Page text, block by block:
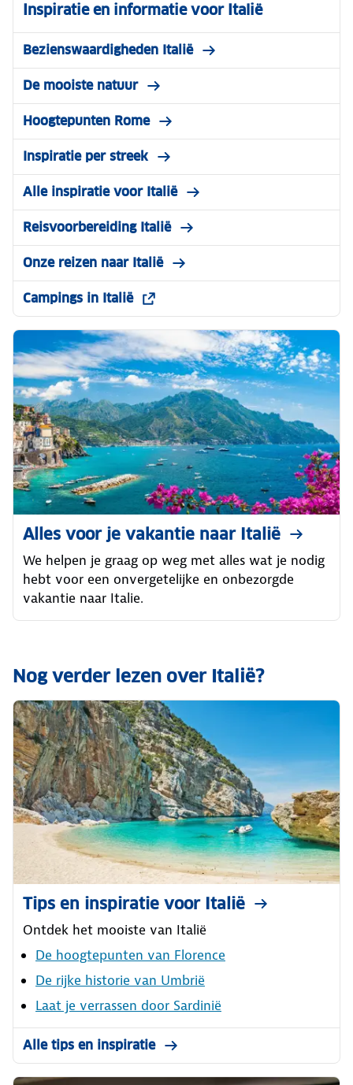
Inspiratie en informatie voor Italië
Bezienswaardigheden Italië
De mooiste natuur
Hoogtepunten Rome
Inspiratie per streek
Alle inspiratie voor Italië
Reisvoorbereiding Italië
Onze reizen naar Italië
Campings in Italië
Alles voor je vakantie naar Italië
We helpen je graag op weg met alles wat je nodig
hebt voor een onvergetelijke en onbezorgde
vakantie naar Italie.
Nog verder lezen over Italië?
Tips en inspiratie voor Italië
Ontdek het mooiste van Italië
De hoogtepunten van Florence
De rijke historie van Umbrië
Laat je verrassen door Sardinië
Alle tips en inspiratie